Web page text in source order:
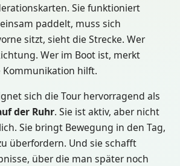
Sie funktioniert
paddelt, muss sich
sitzt, sieht die Strecke. Wer
Wer im Boot ist, merkt
hilft.
sich die Tour hervorragend als
der Ruhr. Sie ist aktiv, aber nicht
Sie bringt Bewegung in den Tag,
überfordern. Und sie schafft
über die man später noch